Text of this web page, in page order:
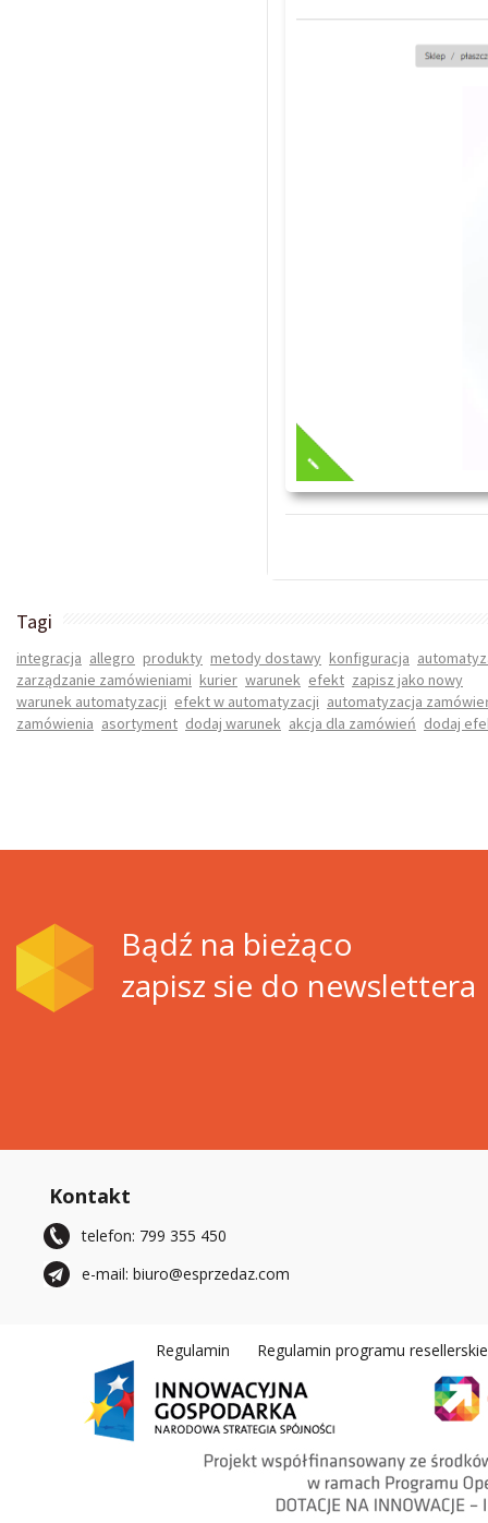
Tagi
integracja allegro produkty metody dostawy konfiguracja
zarządzanie zamówieniami kurier warunek efekt zapisz jako nowy
warunek automatyzacji efekt w automatyzacji automatyzacja
zamówienia asortyment dodaj warunek akcja dla zamówień dodaj
Bądź na bieżąco
zapisz sie do newslettera
Kontakt
telefon: 799 355 450
e-mail: biuro@esprzedaz.com
Regulamin Regulamin programu